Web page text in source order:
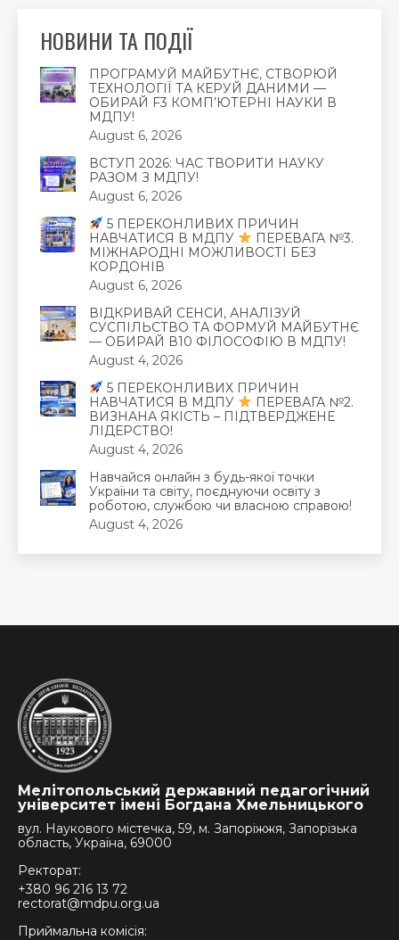
НОВИНИ ТА ПОДІЇ
ПРОГРАМУЙ МАЙБУТНЄ, СТВОРЮЙ
ТЕХНОЛОГІЇ ТА КЕРУЙ ДАНИМИ —
ОБИРАЙ F3 КОМП’ЮТЕРНІ НАУКИ В
МДПУ!
August 6, 2026
ВСТУП 2026: ЧАС ТВОРИТИ НАУКУ
РАЗОМ З МДПУ!
August 6, 2026
5 ПЕРЕКОНЛИВИХ ПРИЧИН
НАВЧАТИСЯ В МДПУ
ПЕРЕВАГА №3.
МІЖНАРОДНІ МОЖЛИВОСТІ БЕЗ
КОРДОНІВ
August 6, 2026
ВІДКРИВАЙ СЕНСИ, АНАЛІЗУЙ
СУСПІЛЬСТВО ТА ФОРМУЙ МАЙБУТНЄ
— ОБИРАЙ В10 ФІЛОСОФІЮ В МДПУ!
August 4, 2026
5 ПЕРЕКОНЛИВИХ ПРИЧИН
НАВЧАТИСЯ В МДПУ
ПЕРЕВАГА №2.
ВИЗНАНА ЯКІСТЬ – ПІДТВЕРДЖЕНЕ
ЛІДЕРСТВО!
August 4, 2026
Навчайся онлайн з будь-якої точки
України та світу, поєднуючи освіту з
роботою, службою чи власною справою!
August 4, 2026
Мелітопольський державний педагогічний
університет імені Богдана Хмельницького
вул. Наукового містечка, 59, м. Запоріжжя, Запорізька
область, Україна, 69000
Ректорат:
+380 96 216 13 72
rectorat@mdpu.org.ua
Приймальна комісія: